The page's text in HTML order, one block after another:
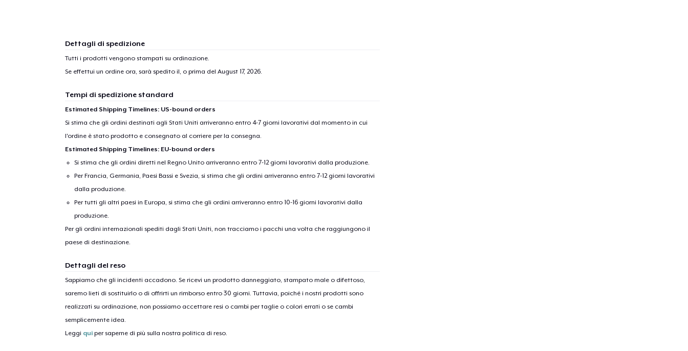
Dettagli di spedizione
Tutti i prodotti vengono stampati su ordinazione.
Se effettui un ordine ora, sarà spedito il, o prima del August 17, 2026.
Tempi di spedizione standard
Estimated Shipping Timelines: US-bound orders
Si stima che gli ordini destinati agli Stati Uniti arriveranno entro 4-7 giorni lavorativi dal momento in cui
l'ordine è stato prodotto e consegnato al corriere per la consegna.
Estimated Shipping Timelines: EU-bound orders
Si stima che gli ordini diretti nel Regno Unito arriveranno entro 7-12 giorni lavorativi dalla produzione.
Per Francia, Germania, Paesi Bassi e Svezia, si stima che gli ordini arriveranno entro 7-12 giorni lavorativi
dalla produzione.
Per tutti gli altri paesi in Europa, si stima che gli ordini arriveranno entro 10-16 giorni lavorativi dalla
produzione.
Per gli ordini internazionali spediti dagli Stati Uniti, non tracciamo i pacchi una volta che raggiungono il
paese di destinazione.
Dettagli del reso
Sappiamo che gli incidenti accadono. Se ricevi un prodotto danneggiato, stampato male o difettoso,
saremo lieti di sostituirlo o di offrirti un rimborso entro 30 giorni. Tuttavia, poiché i nostri prodotti sono
realizzati su ordinazione, non possiamo accettare resi o cambi per taglie o colori errati o se cambi
semplicemente idea.
Leggi quiper saperne di più sulla nostra politica di reso.